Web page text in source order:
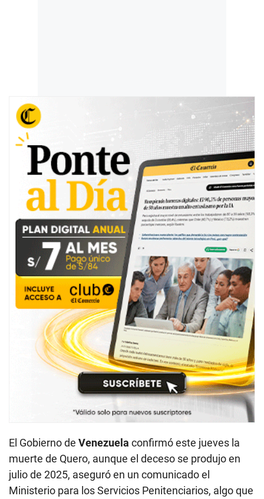
El Gobierno de Venezuela confirmó este jueves la
muerte de Quero, aunque el deceso se produjo en
julio de 2025, aseguró en un comunicado el
Ministerio para los Servicios Penitenciarios, algo que